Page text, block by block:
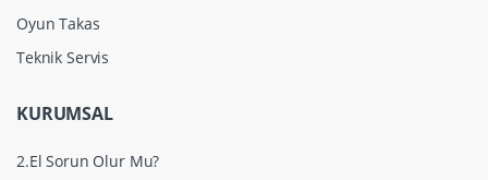
Oyun Takas
Teknik Servis
KURUMSAL
2.El Sorun Olur Mu?